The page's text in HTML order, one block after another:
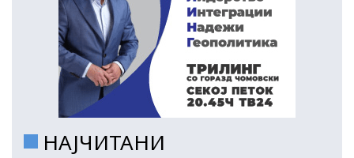
НАЈЧИТАНИ